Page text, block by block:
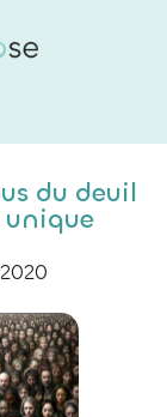
du deuil